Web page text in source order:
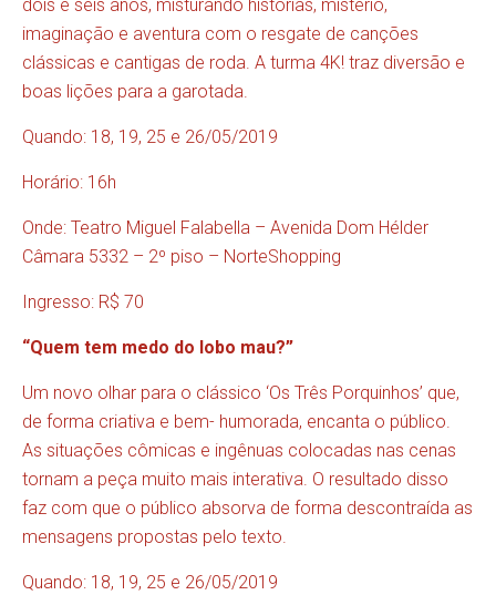
dois e seis anos, misturando histórias, mistério,
imaginação e aventura com o resgate de canções
clássicas e cantigas de roda. A turma 4K! traz diversão e
boas lições para a garotada.
Quando: 18, 19, 25 e 26/05/2019
Horário: 16h
Onde: Teatro Miguel Falabella – Avenida Dom Hélder
Câmara 5332 – 2º piso – NorteShopping
Ingresso: R$ 70
“Quem tem medo do lobo mau?”
Um novo olhar para o clássico ‘Os Três Porquinhos’ que,
de forma criativa e bem- humorada, encanta o público.
As situações cômicas e ingênuas colocadas nas cenas
tornam a peça muito mais interativa. O resultado disso
faz com que o público absorva de forma descontraída as
mensagens propostas pelo texto.
Quando: 18, 19, 25 e 26/05/2019